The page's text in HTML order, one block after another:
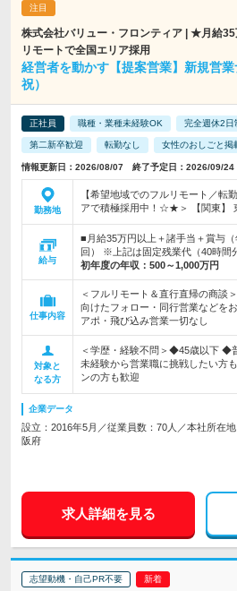
株式会社バリュー・フロンティア | ★月給
リモートで全国エリア採用
経営者を動かす【提案営業】新規営
祝）
正社員 職種・業種未経験OK 完全週休2日
第二新卒歓迎 転勤なし 女性のおしごと掲
情報更新日：2026/08/07 終了予定日：2026/09/24
勤務地
【希望地域でのフルリモート／
アで積極採用中！☆★＞ 【関東】
給与
■月給35万円以上＋諸手当＋賞与
回） ※上記は固定残業代（40時間
初年度の年収： 500～1,000万円
仕事内容
＜フルリモート＆直行直帰の商談
向けたフォロー・同行営業などを
アポ・飛び込み営業一切なし
対象と
なる方
＜学歴・経験不問＞◆45歳以下 ◆
未経験から営業職に挑戦したい方
ンの方も歓迎
企業データ
設立：2016年5月／従業員数：70人／本社所在
阪府
求人詳細を見る
志望動機・自己PR不要